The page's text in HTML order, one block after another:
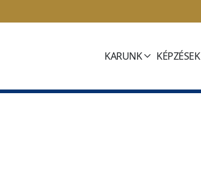
KARUNK KÉPZÉSEK